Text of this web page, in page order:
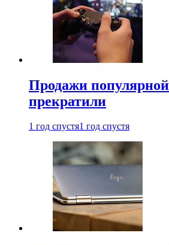
Продажи
прекратили
1 год спустя1 год спустя